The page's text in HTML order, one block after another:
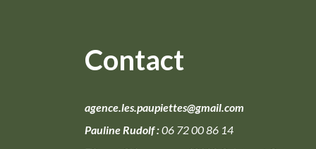
Contact
agence.les.paupiettes@gmail.com
Pauline Rudolf :06 72 00 86 14